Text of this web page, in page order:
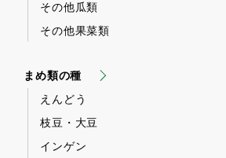
その他瓜類
その他果菜類
まめ類の種
えんどう
枝豆・大豆
インゲン